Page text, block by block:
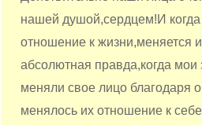
нашей душой,сердцем!И когда
отношение к жизни,меняется
абсолютная правда,когда мои
меняли свое лицо благодаря
менялось их отношение к